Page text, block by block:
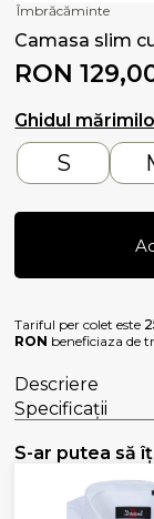
Îmbrăcăminte
Camasa slim
RON
Ghidul
S
Tariful per colet este
RON beneficiaza de
Descriere
Specificații
S-ar putea să